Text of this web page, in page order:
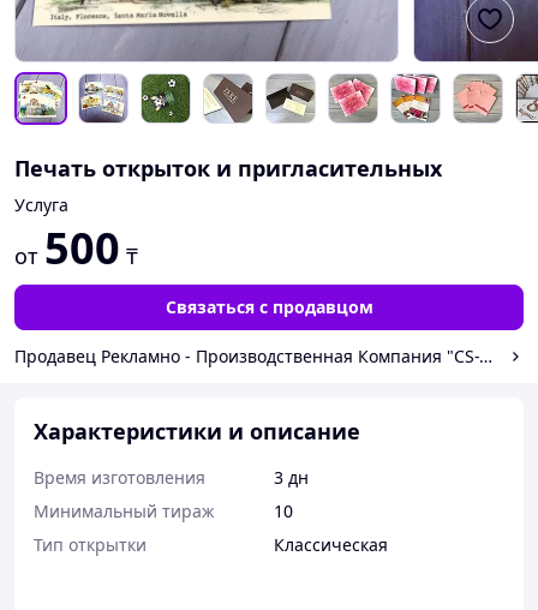
Печать открыток и пригласительных
Услуга
от 500 ₸
Связаться с продавцом
Продавец Рекламно - Производственная Компания "CS-TOMAS"
Характеристики и описание
Время изготовления
3 дн
Минимальный тираж
10
Тип открытки
Классическая